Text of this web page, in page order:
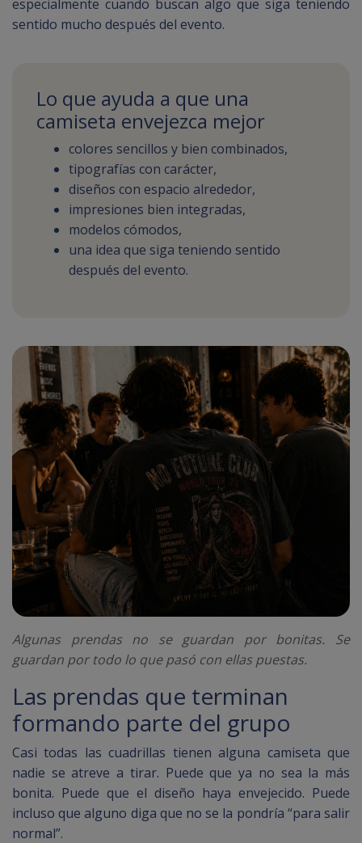
especialmente cuando buscan algo que siga teniendo
sentido mucho después del evento.
Lo que ayuda a que una
camiseta envejezca mejor
colores sencillos y bien combinados,
tipografías con carácter,
diseños con espacio alrededor,
impresiones bien integradas,
modelos cómodos,
una idea que siga teniendo sentido
después del evento.
Algunas prendas no se guardan por bonitas. Se
guardan por todo lo que pasó con ellas puestas.
Las prendas que terminan
formando parte del grupo
Casi todas las cuadrillas tienen alguna camiseta que
nadie se atreve a tirar. Puede que ya no sea la más
bonita. Puede que el diseño haya envejecido. Puede
incluso que alguno diga que no se la pondría “para salir
normal”.